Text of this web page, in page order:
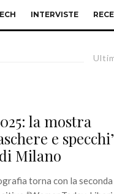
INTERVISTE
la mostra
e
Milano
torna con la seconda